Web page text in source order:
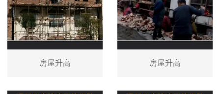
房屋升高 房屋升高